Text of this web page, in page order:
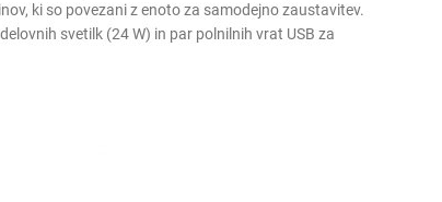
ki so povezani z enoto za samodejno zaustavitev.
svetilk (24 W) in par polnilnih vrat USB za